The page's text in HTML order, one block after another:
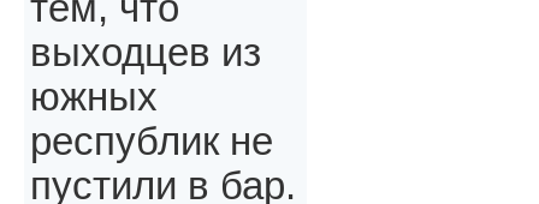
тем, что
выходцев из
южных
республик не
пустили в бар.